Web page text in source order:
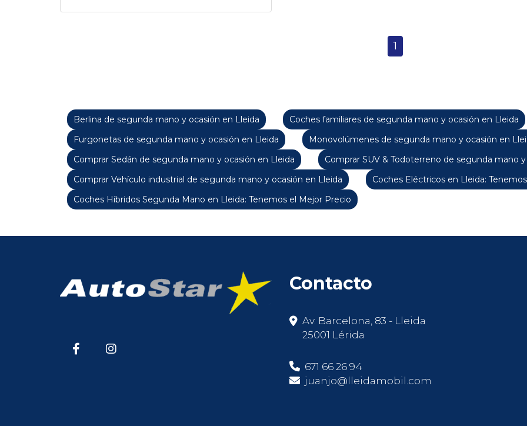
1
Berlina de segunda mano y ocasión en Lleida
Coches familiares de segunda mano y ocasión en Lleida
Furgonetas de segunda mano y ocasión en Lleida
Monovolúmenes de segunda mano y ocasión en
Comprar Sedán de segunda mano y ocasión en Lleida
Comprar SUV & Todoterreno de segunda mano
Comprar Vehículo industrial de segunda mano y ocasión en Lleida
Coches Eléctricos en Lleida:
Coches Híbridos Segunda Mano en Lleida: Tenemos el Mejor Precio
Contacto
Av. Barcelona, 83 - Lleida
25001 Lérida
671 66 26 94
juanjo@lleidamobil.com